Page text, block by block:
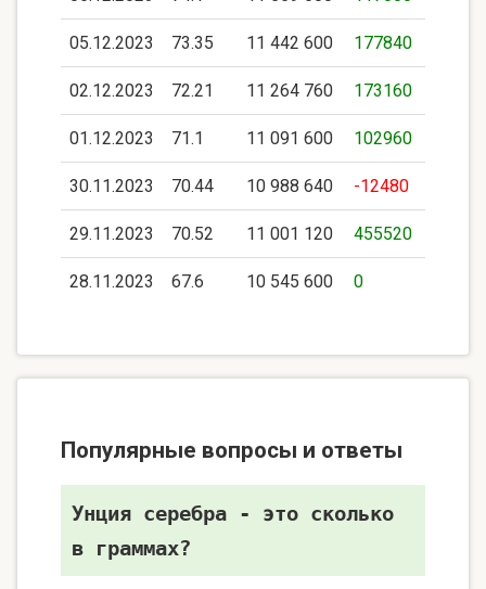
05.12.2023 73.35 11 442 600 177840
02.12.2023 72.21 11 264 760 173160
01.12.2023 71.1 11 091 600 102960
30.11.2023 70.44 10 988 640 -12480
29.11.2023 70.52 11 001 120 455520
28.11.2023 67.6 10 545 600 0
Популярные вопросы и ответы
Унция серебра - это сколько
в граммах?